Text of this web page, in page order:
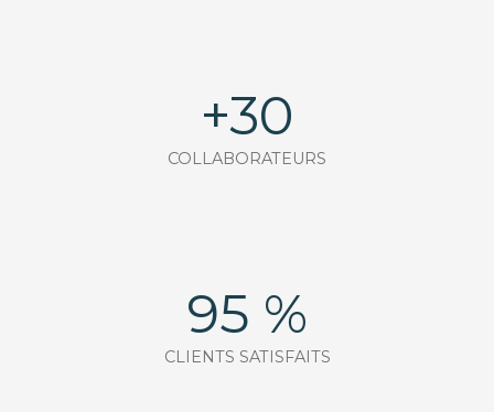
+30
COLLABORATEURS
95 %
CLIENTS SATISFAITS